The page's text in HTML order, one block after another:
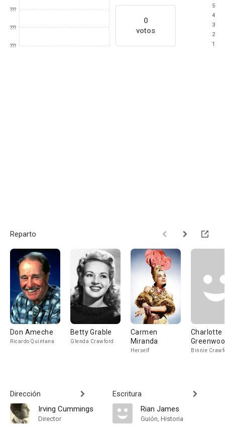
???
???
???
0
votos
5
4
3
2
1
Reparto
Don Ameche
Ricardo Quintana
Betty Grable
Glenda Crawford
Carmen
Miranda
Herself
Charlotte
Binnie
Dirección
Irving Cummings
Director
Escritura
Rian James
Guión, Historia